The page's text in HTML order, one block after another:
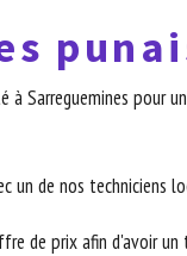
Sarreguemines pour
un de nos techniciens
de prix afin d'avoir